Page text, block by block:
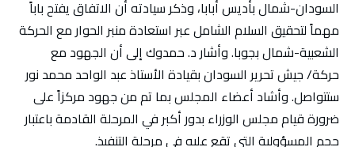
السودان-شمال بأديس أبابا، وذكر سيادته أن الاتفاق يفتح باباً
مهماً لتحقيق السلام الشامل عبر استعادة منبر الحوار مع الحركة
الشعبية-شمال بجوبا. وأشار د. حمدوك إلى أن الجهود مع
حركة/ جيش تحرير السودان بقيادة الأستاذ عبد الواحد محمد نور
ستتواصل. وأشاد أعضاء المجلس بما تم من جهود مركزاً على
ضرورة قيام مجلس الوزراء بدور أكبر في المرحلة القادمة باعتبار
حجم المسؤولية التي تقع عليه في مرحلة التنفيذ.